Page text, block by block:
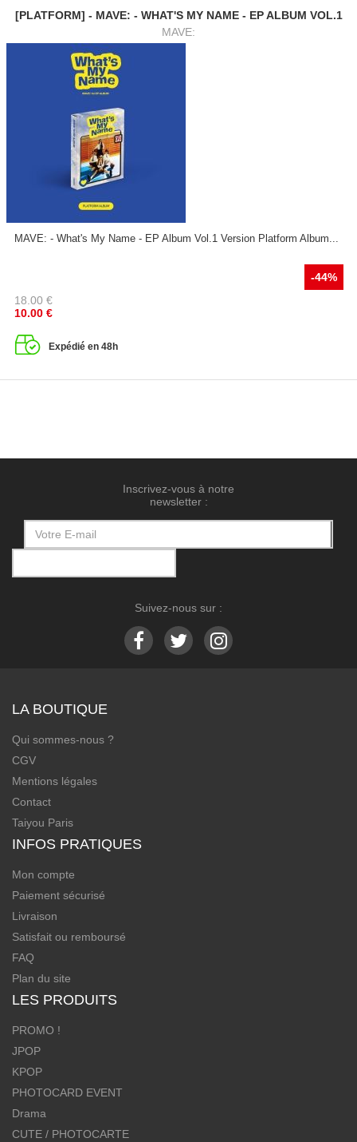
[PLATFORM] - MAVE: - WHAT'S MY NAME - EP ALBUM VOL.1
MAVE:
MAVE: - What's My Name - EP Album Vol.1 Version Platform Album...
-44%
18.00 €
10.00 €
Expédié en 48h
Inscrivez-vous à notre
newsletter :
Suivez-nous sur :
LA BOUTIQUE
Qui sommes-nous ?
CGV
Mentions légales
Contact
Taiyou Paris
INFOS PRATIQUES
Mon compte
Paiement sécurisé
Livraison
Satisfait ou remboursé
FAQ
Plan du site
LES PRODUITS
PROMO !
JPOP
KPOP
PHOTOCARD EVENT
Drama
CUTE / PHOTOCARTE